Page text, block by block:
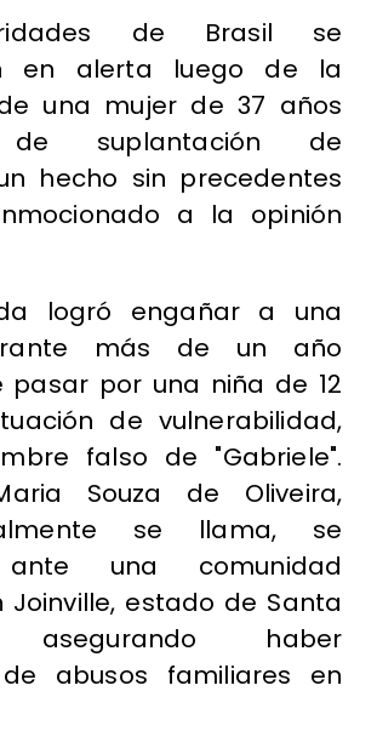
de Brasil se
en alerta luego de la
una mujer de 37 años
de suplantación de
hecho sin precedentes
a la opinión
logró engañar a una
más de un año
pasar por una niña de 12
de vulnerabilidad,
falso de "Gabriele".
Souza de Oliveira,
se llama, se
ante una comunidad
Joinville, estado de Santa
asegurando haber
abusos familiares en